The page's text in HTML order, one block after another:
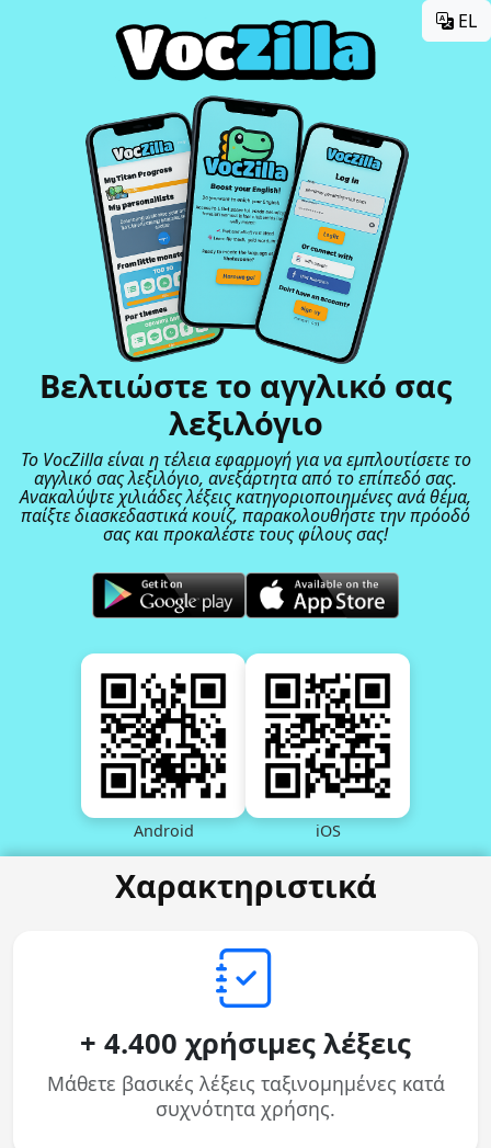
EL
Βελτιώστε το αγγλικό σας
λεξιλόγιο
Το VocZilla είναι η τέλεια εφαρμογή για να εμπλουτίσετε το
αγγλικό σας λεξιλόγιο, ανεξάρτητα από το επίπεδό σας.
Ανακαλύψτε χιλιάδες λέξεις κατηγοριοποιημένες ανά θέμα,
παίξτε διασκεδαστικά κουίζ, παρακολουθήστε την πρόοδό
σας και προκαλέστε τους φίλους σας!
Android iOS
Χαρακτηριστικά
+ 4.400 χρήσιμες λέξεις
Μάθετε βασικές λέξεις ταξινομημένες κατά
συχνότητα χρήσης.